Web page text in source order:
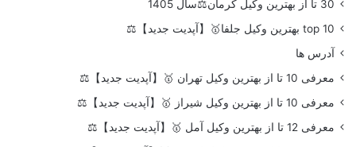
30 تا از بهترین وکیل کرمان⚖️سال 1405
top 10 بهترین وکیل جلفا🥇【آپدیت جدید】⚖️
آدرس ها
معرفی 10 تا از بهترین وکیل تهران 🥇【آپدیت جدید】⚖️
معرفی 10 تا از بهترین وکیل شیراز 🥇【آپدیت جدید】⚖️
معرفی 12 تا از بهترین وکیل آمل 🥇【آپدیت جدید】⚖️